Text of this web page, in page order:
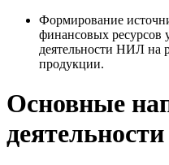
Формирование
финансовых ресурсов
деятельности НИЛ на
продукции.
Основные